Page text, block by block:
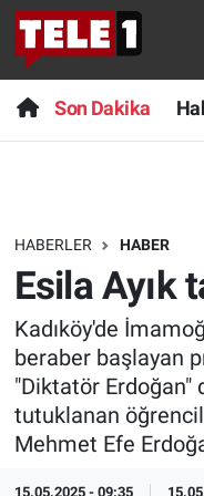
Son Dakika
HABERLER HABER
Esila Ayık
Kadıköy'de
beraber başlayan
"Diktatör Erdoğan"
tutuklanan
Mehmet Efe
15.05.2025 - 09:35
Anında Manşet
Başka Sohbetler
Bilim turu
Bilim ve
Doğa
Dünya
Son Dakika
Haber
Dünya
Teknoloji
Sağlık
Spor
Yayın Akışı
Nöbetçi
Hava Durumu
Trafik Durumu
Süper Lig Puan
Tüm Manşetler
Son Dakika
Haber Arşivi